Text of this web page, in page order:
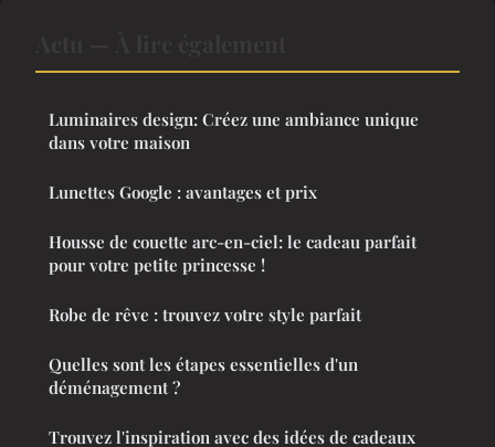
Luminaires design: Créez une ambiance unique
dans votre maison
Lunettes Google : avantages et prix
Housse de couette arc-en-ciel: le cadeau parfait
pour votre petite princesse !
Robe de rêve : trouvez votre style parfait
Quelles sont les étapes essentielles d'un
déménagement ?
Trouvez l'inspiration avec des idées de cadeaux